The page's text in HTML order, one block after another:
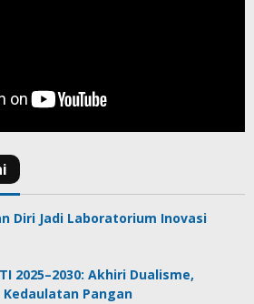
Diri Jadi Laboratorium Inovasi
2025–2030: Akhiri Dualisme,
Pangan